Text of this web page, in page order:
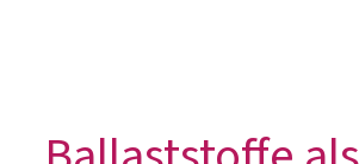
so wichtigeDarmflora: Denn